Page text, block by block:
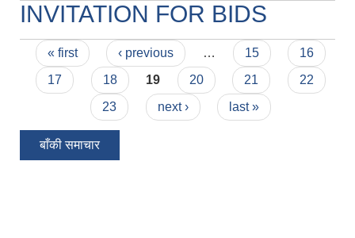
INVITATION FOR BIDS
Pages
« first ‹ previous … 15
16
17
18 19 20 21
22
23
next › last »
बाँकी समाचार